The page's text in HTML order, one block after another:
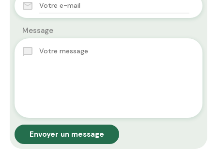
Message
Envoyer un message